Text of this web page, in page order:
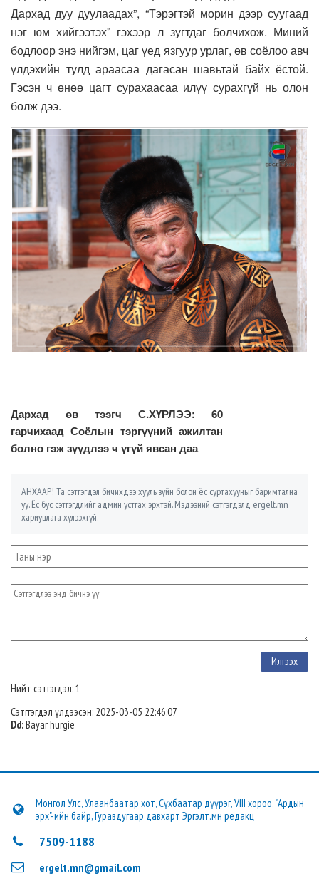
Дархад дуу дуулаадах”, “Тэрэгтэй морин дээр суугаад
нэг юм хийгээтэх” гэхээр л зугтдаг болчихож. Миний
бодлоор энэ нийгэм, цаг үед язгуур урлаг, өв соёлоо авч
үлдэхийн тулд араасаа дагасан шавьтай байх ёстой.
Гэсэн ч өнөө цагт сурахаасаа илүү сурахгүй нь олон
болж дээ.
Дархад өв тээгч С.ХҮРЛЭЭ: 60
гарчихаад Соёлын тэргүүний ажилтан
болно гэж зүүдлээ ч үгүй явсан даа
АНХААР! Та сэтгэгдэл бичихдээ хууль зүйн болон ёс суртахууныг баримтална
уу. Ёс бус сэтгэгдлийг админ устгах эрхтэй. Мэдээний сэтгэгдэлд ergelt.mn
хариуцлага хүлээхгүй.
Нийт сэтгэгдэл: 1
Сэтггэгдэл үлдээсэн: 2025-03-05 22:46:07
Dd:Bayar hurgie
Монгол Улс, Улаанбаатар хот, Сүхбаатар дүүрэг, VIII хороо, "Ардын
эрх"-ийн байр, Гуравдугаар давхарт Эргэлт.мн редакц
7509-1188
ergelt.mn@gmail.com